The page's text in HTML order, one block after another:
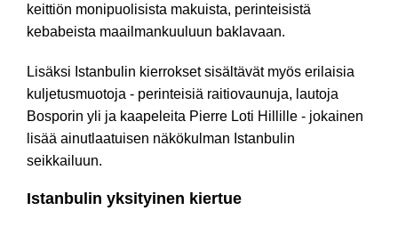
keittiön monipuolisista makuista, perinteisistä
kebabeista maailmankuuluun baklavaan.
Lisäksi Istanbulin kierrokset sisältävät myös erilaisia
kuljetusmuotoja - perinteisiä raitiovaunuja, lautoja
Bosporin yli ja kaapeleita Pierre Loti Hillille - jokainen
lisää ainutlaatuisen näkökulman Istanbulin
seikkailuun.
Istanbulin yksityinen kiertue